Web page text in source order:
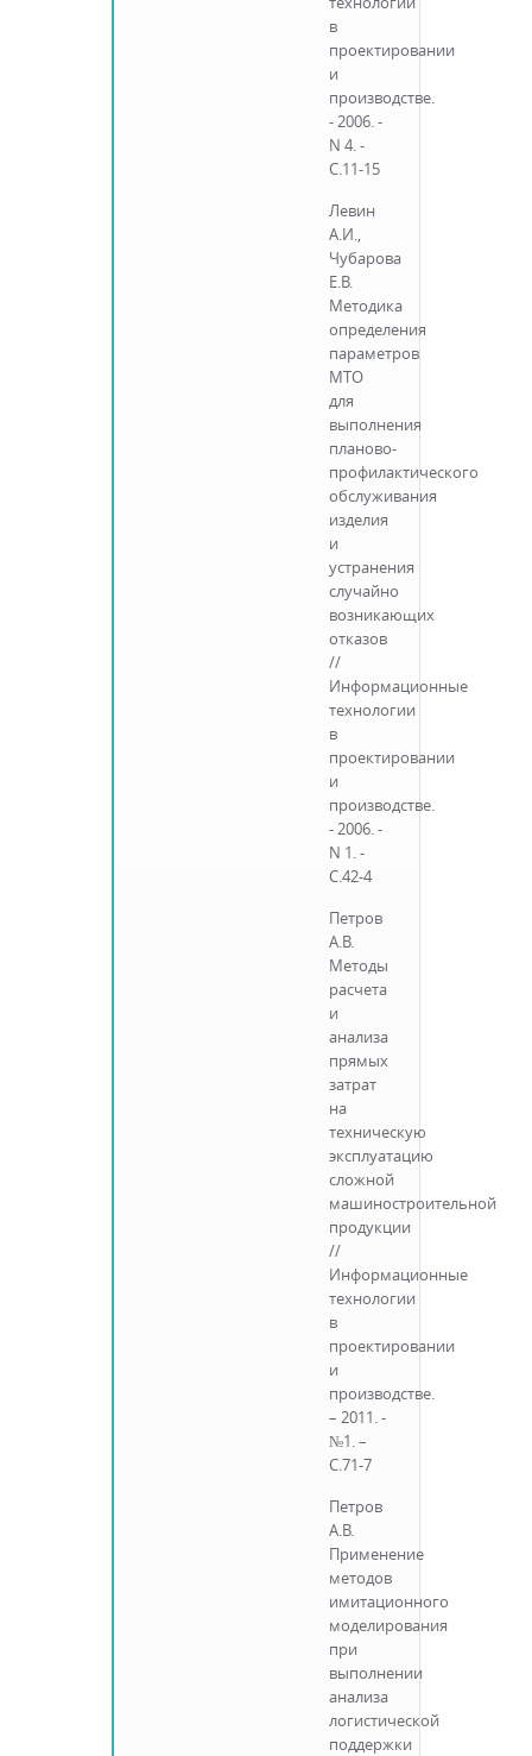
в
проектировании
и
производстве.
- 2006. -
N 4. -
С.11-15
Левин
А.И.,
Чубарова
Е.В.
Методика
определения
параметров
МТО
для
выполнения
планово-
профилактического
обслуживания
изделия
и
устранения
случайно
возникающих
отказов
//
Информационные
технологии
в
проектировании
и
производстве.
- 2006. -
N 1. -
С.42-4
Петров
А.В.
Методы
расчета
и
анализа
прямых
затрат
на
техническую
эксплуатацию
сложной
машиностроительной
продукции
//
Информационные
технологии
в
проектировании
и
производстве.
– 2011. -
№1. –
С.71-7
Петров
А.В.
Применение
методов
имитационного
моделирования
при
выполнении
анализа
логистической
поддержки